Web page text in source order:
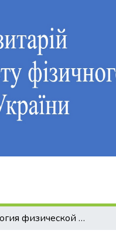
Технология физической реабилитации при первичном конституционально-экзогенном ожирении у подростков